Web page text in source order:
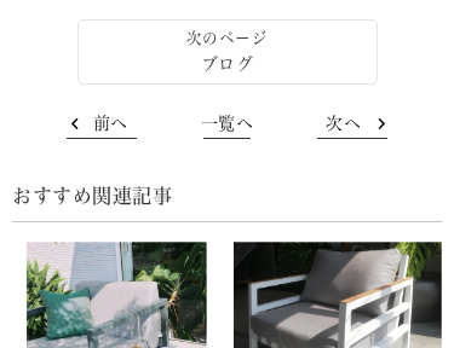
ブログ
前へ 一覧へ 次へ
おすすめ関連記事